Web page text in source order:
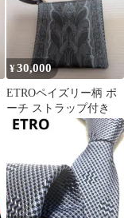
¥30,000
ETROペイズリー柄 ポ
ーチ ストラップ付き